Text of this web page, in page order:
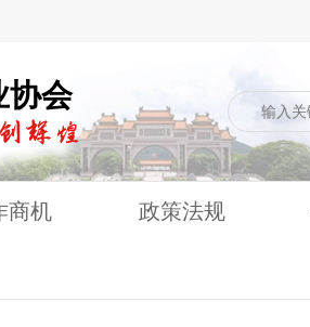
协会
商机 政策法规